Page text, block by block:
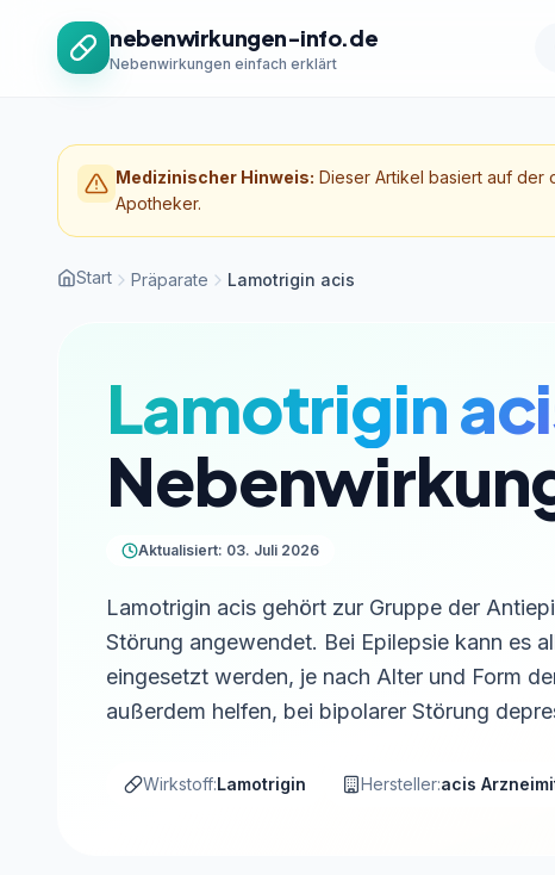
nebenwirkungen-info.de
Nebenwirkungen einfach erklärt
Medizinischer Hinweis: Dieser Artikel basiert auf der
Apotheker.
Start Präparate Lamotrigin acis
Lamotrigin
Aktualisiert: 03. Juli 2026
Lamotrigin acis gehört zur Gruppe der
Störung angewendet. Bei Epilepsie kann es
eingesetzt werden, je nach Alter und Form
außerdem helfen, bei bipolarer Störung
Wirkstoff:Lamotrigin Hersteller:acis